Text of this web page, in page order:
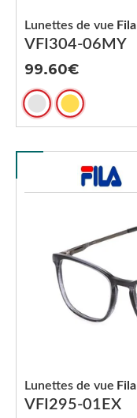
VFI304-06MY
Lunettes de vue Fila
99.60
VFI295-01EX
Lunettes de vue Fila